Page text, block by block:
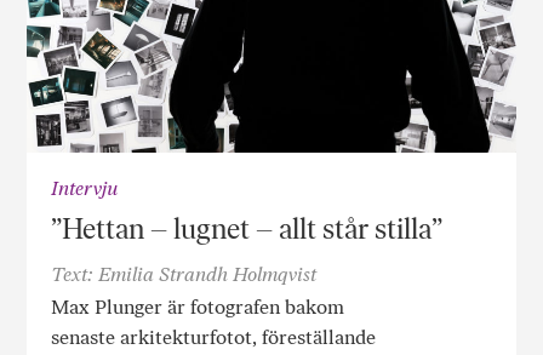
Intervju
”Hettan – lugnet – allt står stilla”
Text: Emilia Strandh Holmqvist
Max Plunger är fotografen bakom
senaste arkitekturfotot, föreställande